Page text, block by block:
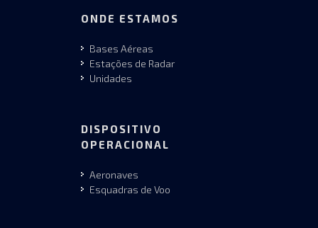
ONDE ESTAMOS
Bases Aéreas
Estações de Radar
Unidades
DISPOSITIVO
OPERACIONAL
Aeronaves
Esquadras de Voo